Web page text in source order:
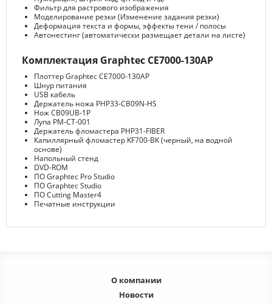
Фильтр для растрового изображения
Моделирование резки (Изменение задания резки)
Деформация текста и формы, эффекты тени / полосы
Автонестинг (автоматически размещает детали на листе)
Комплектация Graphtec CE7000-130AP
Плоттер Graphtec CE7000-130AP
Шнур питания
USB кабель
Держатель ножа PHP33-CB09N-HS
Нож CB09UB-1P
Лупа PM-CT-001
Держатель фломастера PHP31-FIBER
Капиллярный фломастер KF700-BK (черный, на водной
основе)
Напольный стенд
DVD-ROM
ПО Graphtec Pro Studio
ПО Graphtec Studio
ПО Cutting Master4
Печатные инструкции
О компании
Новости